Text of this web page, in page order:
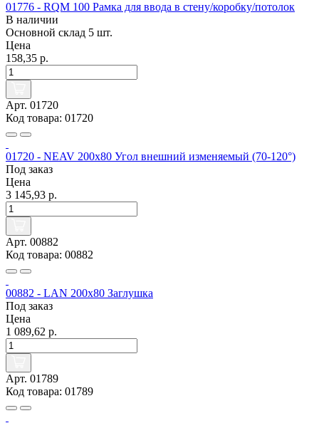
01776 - RQM 100 Рамка для ввода в стену/коробку/потолок
В наличии
Основной склад 5 шт.
Цена
158,35 р.
Арт. 01720
Код товара: 01720
01720 - NEAV 200x80 Угол внешний изменяемый (70-120°)
Под заказ
Цена
3 145,93 р.
Арт. 00882
Код товара: 00882
00882 - LAN 200x80 Заглушка
Под заказ
Цена
1 089,62 р.
Арт. 01789
Код товара: 01789